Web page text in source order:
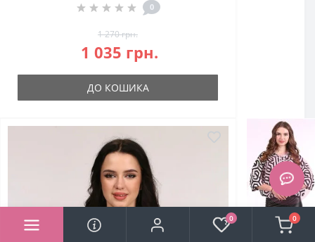
0 0
0
1 270 грн.
1 035 грн.
ДО КОШИКА